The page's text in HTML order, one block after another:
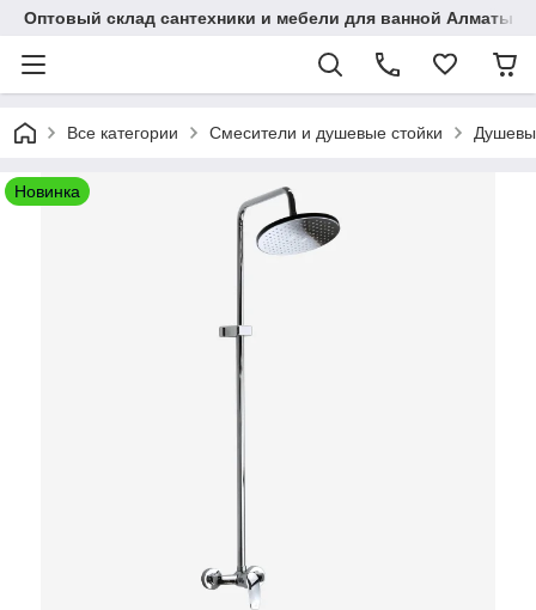
Оптовый склад сантехники и мебели для ванной Алматы •
Все категории Смесители и душевые стойки
Новинка